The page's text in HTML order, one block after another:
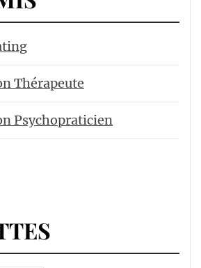
Thérapeute
Psychopraticien